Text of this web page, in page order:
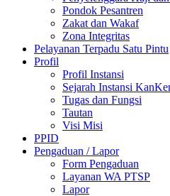
Pondok Pesantren
Zakat dan Wakaf
Zona Integritas
Pelayanan Terpadu Satu Pintu
Profil
Profil Instansi
Sejarah Instansi
Tugas dan Fungsi
Tautan
Visi Misi
PPID
Pengaduan / Lapor
Form Pengaduan
Layanan WA PTSP
Lapor